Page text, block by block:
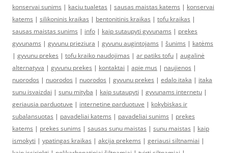
konservai sunims | kaciu tualetas | sausas maistas katems | konservai
katems | silikoninis kraikas | bentonitinis kraikas | tofu kraikas |
sausas maistas sunims | info | kaip sutaupyti gyvunams | prekes
gyvunams | gyvunu prieziura | gyvunu augintojams | šunims | katėms
| gyvunu prekes | tofu kraiko naudojimas | ar patiks tofu | augalinė
alternatyva | gyvunu prekes | kontaktai | apie mus | naujienos |
nuorodos | nuorodos | nuorodos | gyvunu prekes | edalo itaka | itaka
sunu isvaizdai | sunu mityba | kaip sutaupyti | gyvunams internetu |
geriausia parduotuve | internetine parduotuve | kokybiskas ir
subalansuotas | pavadeliai katems | pavadeliai sunims | prekes
katems | prekes sunims | sausas sunu maistas | sunu maistas | kaip
ismokyti | ypatingas kraikas | akcija prekems | geriausi siltnamiai |